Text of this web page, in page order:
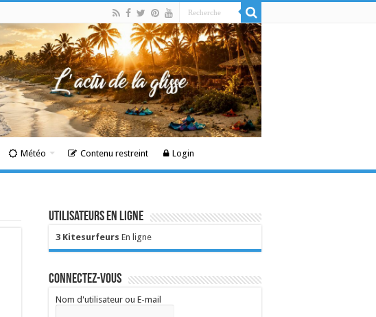
Météo Contenu restreint Login
Utilisateurs en ligne
3 Kitesurfeurs En ligne
Connectez-vous
Nom d'utilisateur ou E-mail